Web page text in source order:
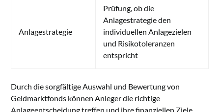
Anlagestrategie
Prüfung, ob die
Anlagestrategie den
individuellen Anlagezielen
und Risikotoleranzen
entspricht
Durch die sorgfältige Auswahl und Bewertung von
Geldmarktfonds können Anleger die richtige
Anlageentscheidung treffen und ihre finanziellen Ziele